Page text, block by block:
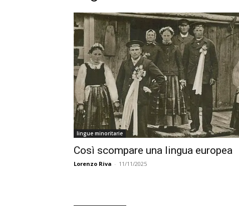
lingue minoritarie
Così scompare una lingua europea
Lorenzo Riva - 11/11/2025